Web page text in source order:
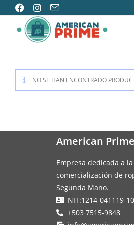
NO SE HAN ENCONTRADO
American
Empresa dedicada a
comercialización de
Segunda Mano.
NIT:1214-041119-
+503 7515-9848